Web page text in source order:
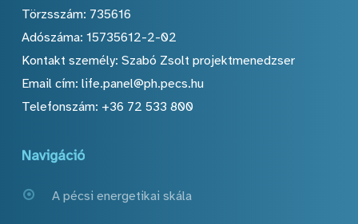
Törzsszám: 735616
Adószáma: 15735612-2-02
Kontakt személy: Szabó Zsolt projektmenedzser
Email cím: life.panel@ph.pecs.hu
Telefonszám: +36 72 533 800
Navigáció
A pécsi energetikai skála